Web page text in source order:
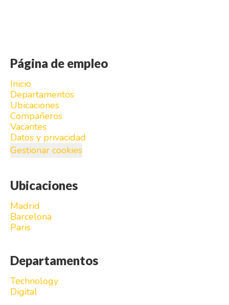
Página de empleo
Inicio
Departamentos
Ubicaciones
Compañeros
Vacantes
Datos y privacidad
Gestionar cookies
Ubicaciones
Madrid
Barcelona
Paris
Departamentos
Technology
Digital